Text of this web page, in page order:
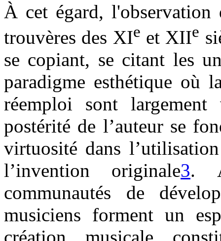
À cet égard, l'observation
trouvères des XIe et XIIe
se copiant, se citant les
paradigme esthétique où
réemploi sont
postérité de l’auteur se
virtuosité dans
l’invention originale3.
communautés de
musiciens forment un
création musicale